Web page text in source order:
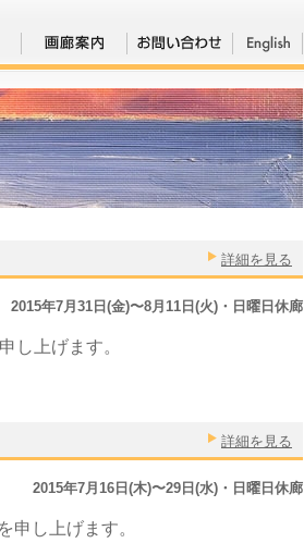
詳細を見る
2015年7月31日(金)〜8月11日(火)・日曜日休廊
上げます。
詳細を見る
2015年7月16日(木)〜29日(水)・日曜日休廊
申し上げます。